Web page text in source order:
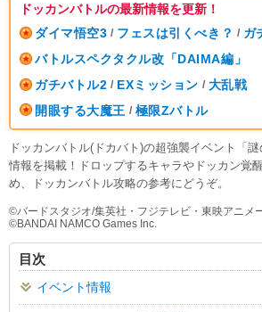
ドッカンバトルの最新情報を更新！
ダイマ悟空3 / フェスは引くべき？ / ガ
バトルスペクタクル改「DAIMA編」
ガチバトル2 / EXミッション / 大乱戦
開眼する大魔王 / 極限Zバトル
ドッカンバトル(ドカバト)の超強襲イベント「
情報を掲載！ドロップするキャラやドッカン覚
め、ドッカンバトル攻略の参考にどうぞ。
©︎バードスタジオ/集英社・フジテレビ・東映アニメ
©︎BANDAI NAMCO Games Inc.
目次
イベント情報